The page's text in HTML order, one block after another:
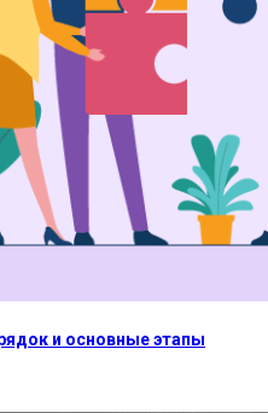
и основные этапы